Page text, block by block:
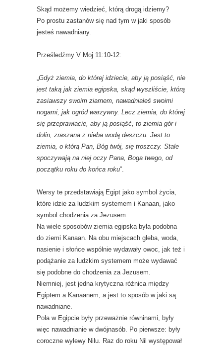
Skąd możemy wiedzieć, którą drogą idziemy?
Po prostu zastanów się nad tym w jaki sposób
jesteś nawadniany.
Prześledźmy V Moj 11:10-12:
„Gdyż ziemia, do której idziecie, aby ją posiąść, nie
jest taką jak ziemia egipska, skąd wyszliście, którą
zasiawszy swoim ziarnem, nawadniałeś swoimi
nogami, jak ogród warzywny. Lecz ziemia, do której
się przeprawiacie, aby ją posiąść, to ziemia gór i
dolin, zraszana z nieba wodą deszczu. Jest to
ziemia, o którą Pan, Bóg twój, się troszczy. Stale
spoczywają na niej oczy Pana, Boga twego, od
początku roku do końca roku”.
Wersy te przedstawiają Egipt jako symbol życia,
które idzie za ludzkim systemem i Kanaan, jako
symbol chodzenia za Jezusem.
Na wiele sposobów ziemia egipska była podobna
do ziemi Kanaan. Na obu miejscach gleba, woda,
nasienie i słońce wspólnie wydawały owoc, jak też i
podążanie za ludzkim systemem może wydawać
się podobne do chodzenia za Jezusem.
Niemniej, jest jedna krytyczna różnica między
Egiptem a Kanaanem, a jest to sposób w jaki są
nawadniane.
Pola w Egipcie były przeważnie równinami, były
więc nawadnianie w dwójnasób. Po pierwsze: były
coroczne wylewy Nilu. Raz do roku Nil występował